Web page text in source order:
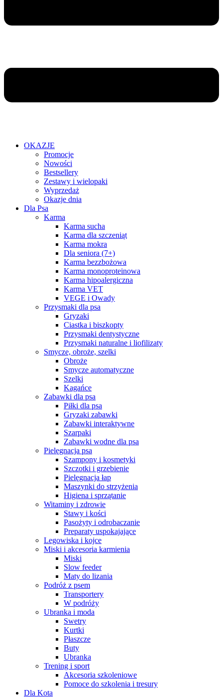
OKAZJE
Promocje
Nowości
Bestsellery
Zestawy i wielopaki
Wyprzedaż
Okazje dnia
Dla Psa
Karma
Karma sucha
Karma dla szczeniąt
Karma mokra
Dla seniora (7+)
Karma bezzbożowa
Karma monoproteinowa
Karma hipoalergiczna
Karma VET
VEGE i Owady
Przysmaki dla psa
Gryzaki
Ciastka i biszkopty
Przysmaki dentystyczne
Przysmaki naturalne i liofilizaty
Smycze, obroże, szelki
Obroże
Smycze automatyczne
Szelki
Kagańce
Zabawki dla psa
Piłki dla psa
Gryzaki zabawki
Zabawki interaktywne
Szarpaki
Zabawki wodne dla psa
Pielęgnacja psa
Szampony i kosmetyki
Szczotki i grzebienie
Pielęgnacja łap
Maszynki do strzyżenia
Higiena i sprzątanie
Witaminy i zdrowie
Stawy i kości
Pasożyty i odrobaczanie
Preparaty uspokajające
Legowiska i kojce
Miski i akcesoria karmienia
Miski
Slow feeder
Maty do lizania
Podróż z psem
Transportery
W podróży
Ubranka i moda
Swetry
Kurtki
Płaszcze
Buty
Ubranka
Trening i sport
Akcesoria szkoleniowe
Pomoce do szkolenia i tresury
Dla Kota